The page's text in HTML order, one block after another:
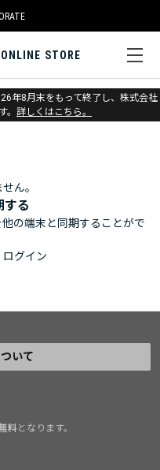
ONLINE STORE
年8月末をもって終了し、株式会社
。 詳しくはこちら。
ん。
する
の端末と同期することがで
ログイン
いて
料となります。